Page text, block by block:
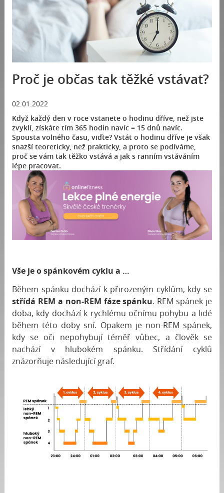
Proč je občas tak těžké vstávat?
02.01.2022
Když každý den v roce vstanete o hodinu dříve, než jste
zvyklí, získáte tím 365 hodin navíc = 15 dnů navíc.
Spousta volného času, viďte? Vstát o hodinu dříve je však
snazší teoreticky, než prakticky, a proto se podíváme,
proč se vám tak těžko vstává a jak s ranním vstáváním
lépe pracovat.
Vše je o spánkovém cyklu a …
Během spánku dochází k přirozeným cyklům, kdy se
střídá REM a non-REM fáze spánku. REM spánek je
doba, kdy dochází k rychlému očnímu pohybu a lidé
během této doby sní. Opakem je non-REM spánek,
kdy se oči nepohybují téměř vůbec, a člověk se
nachází v hlubokém spánku. Střídání cyklů
znázorňuje následující graf.